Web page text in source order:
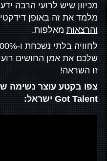
מכיוון שיש לרועי הרבה
מלמד את זה באופן דידקטי
והרצאות מאלפות.
שלכם את אמן החושים
זו השראה!
צפו בקטע עוצר נשימה
Got Talent ישראל: